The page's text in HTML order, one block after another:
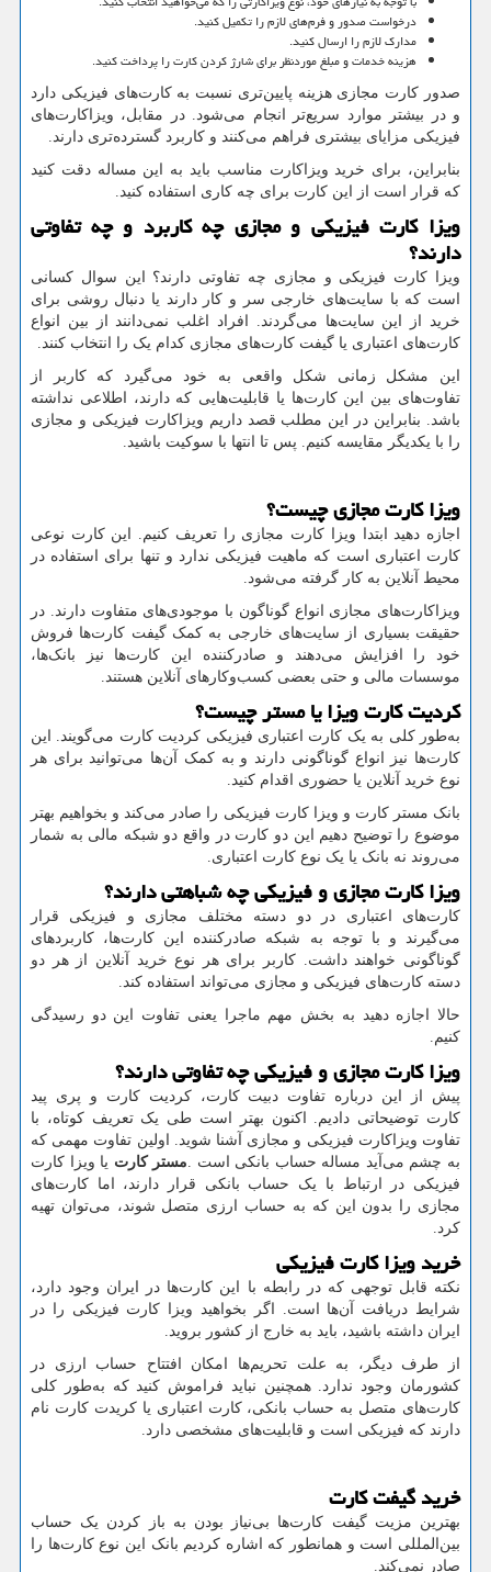
درخواست صدور و فرم‌های لازم را تکمیل کنید.
مدارک لازم را ارسال کنید.
هزینه خدمات و مبلغ موردنظر برای شارژ کردن کارت را پرداخت کنید.
صدور کارت‌ مجازی هزینه پایین‌تری نسبت به کارت‌های فیزیکی دارد
و در بیشتر موارد سریع‌تر انجام می‌شود. در مقابل، ویزاکارت‌های
فیزیکی مزایای بیشتری فراهم می‌کنند و کاربرد گسترده‌تری دارند.
بنابراین، برای خرید ویزاکارت مناسب باید به این مساله دقت کنید
که قرار است از این کارت برای چه کاری استفاده کنید.
ویزا کارت فیزیکی و مجازی چه کاربرد و چه تفاوتی
دارند؟
ویزا کارت فیزیکی و مجازی چه تفاوتی دارند؟ این سوال کسانی
است که با سایت‌های خارجی سر و کار دارند یا دنبال روشی برای
خرید از این سایت‌ها می‌گردند. افراد اغلب نمی‌دانند از بین انواع
کارت‌های اعتباری یا گیفت کارت‌های مجازی کدام یک را انتخاب کنند.
این مشکل زمانی شکل واقعی به خود می‌گیرد که کاربر از
تفاوت‌های بین این کارت‌ها یا قابلیت‌هایی که دارند، اطلاعی نداشته
باشد. بنابراین در این مطلب قصد داریم ویزاکارت فیزیکی و مجازی
را با یکدیگر مقایسه کنیم. پس تا انتها با سوکیت باشید.
ویزا کارت مجازی چیست؟
اجازه دهید ابتدا ویزا کارت مجازی را تعریف کنیم. این کارت نوعی
کارت اعتباری است که ماهیت فیزیکی ندارد و تنها برای استفاده در
محیط آنلاین به کار گرفته می‌شود.
ویزاکارت‌های مجازی انواع گوناگون با موجودی‌های متفاوت دارند. در
حقیقت بسیاری از سایت‌های خارجی به کمک گیفت کارت‌ها فروش
خود را افزایش می‌دهند و صادرکننده این کارت‌ها نیز بانک‌ها،
موسسات مالی و حتی بعضی کسب‌وکارهای آنلاین هستند.
کردیت کارت ویزا یا مستر چیست؟
به‌طور کلی به یک کارت اعتباری فیزیکی کردیت کارت می‌گویند. این
کارت‌ها نیز انواع گوناگونی دارند و به کمک آن‌ها می‌توانید برای هر
نوع خرید آنلاین یا حضوری اقدام کنید.
بانک مستر کارت و ویزا کارت فیزیکی را صادر می‌کند و بخواهیم بهتر
موضوع را توضیح دهیم این دو کارت در واقع دو شبکه مالی به شمار
می‌روند نه بانک یا یک نوع کارت اعتباری.
ویزا کارت مجازی و فیزیکی چه شباهتی دارند؟
کارت‌های اعتباری در دو دسته مختلف مجازی و فیزیکی قرار
می‌گیرند و با توجه به شبکه صادرکننده این کارت‌ها، کاربردهای
گوناگونی خواهند داشت. کاربر برای هر نوع خرید آنلاین از هر دو
دسته کارت‌های فیزیکی و مجازی می‌تواند استفاده کند.
حالا اجازه دهید به بخش مهم ماجرا یعنی تفاوت این دو رسیدگی
کنیم.
ویزا کارت مجازی و فیزیکی چه تفاوتی دارند؟
پیش از این درباره تفاوت دبیت کارت، کردیت کارت و پری پید
کارت توضیحاتی دادیم. اکنون بهتر است طی یک تعریف کوتاه، با
تفاوت ویزاکارت فیزیکی و مجازی آشنا شوید. اولین تفاوت مهمی که
به چشم می‌آید مساله حساب بانکی است
مستر کارت یا ویزا کارت
فیزیکی در ارتباط با یک حساب بانکی قرار دارند، اما کارت‌های
مجازی را بدون این که به حساب ارزی متصل شوند، می‌توان تهیه
کرد.
خرید ویزا کارت فیزیکی
نکته قابل توجهی که در رابطه با این کارت‌ها در ایران وجود دارد،
شرایط دریافت آن‌ها است. اگر بخواهید ویزا کارت فیزیکی را در
ایران داشته باشید، باید به خارج از کشور بروید.
از طرف دیگر، به علت تحریم‌ها امکان افتتاح حساب ارزی در
کشورمان وجود ندارد. همچنین نباید فراموش کنید که به‌طور کلی
کارت‌های متصل به حساب بانکی، کارت اعتباری یا کریدت کارت نام
دارند که فیزیکی است و قابلیت‌های مشخصی دارد.
خرید گیفت کارت
بهترین مزیت گیفت کارت‌ها بی‌نیاز بودن به باز کردن یک حساب
بین‌المللی است و همانطور که اشاره کردیم بانک این نوع کارت‌ها را
صادر نمی‌کند.